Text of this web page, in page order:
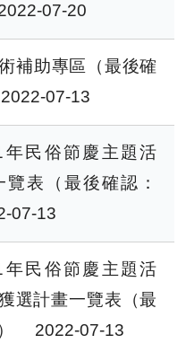
07-20
補助專區（最後確
2022-07-13
年民俗節慶主題活
表（最後確認：
07-13
年民俗節慶主題活
選計畫一覽表（最
2022-07-13